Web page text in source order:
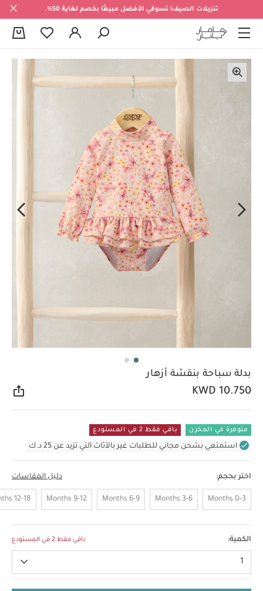
تنزيلات الصيف! تسوقي الأفضل مبيعًا بخصم لغاية 50%.
بدلة سباحة بنقشة أزهار
KWD 10.750
متوفرة في المخزن باقي فقط 2 في المستودع
استمتعي بشحن مجاني للطلبات غير بالأثاث التي تزيد عن 25 د.ك
اختر بحجم: دليل المقاسات
0-3 Months
3-6 Months
6-9 Months
9-12 Months
12-18 Months
الكمية: باقي فقط 2 في المستودع
1